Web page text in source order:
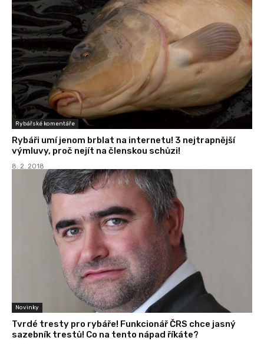
Rybářské komentáře
Rybáři umí jenom brblat na internetu! 3 nejtrapnější
výmluvy, proč nejít na členskou schůzi!
8. 2. 2018
Novinky
Tvrdé tresty pro rybáře! Funkcionář ČRS chce jasný
sazebník trestů! Co na tento nápad říkáte?